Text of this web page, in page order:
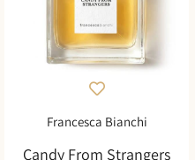
Francesca Bianchi
Candy From Strangers